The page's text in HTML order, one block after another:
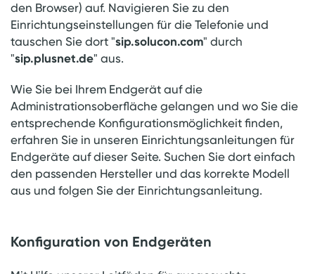
den Browser) auf. Navigieren Sie zu den
Einrichtungseinstellungen für die Telefonie und
tauschen Sie dort "sip.solucon.com" durch
"sip.plusnet.de" aus.
Wie Sie bei Ihrem Endgerät auf die
Administrationsoberfläche gelangen und wo Sie die
entsprechende Konfigurationsmöglichkeit finden,
erfahren Sie in unseren Einrichtungsanleitungen für
Endgeräte auf dieser Seite. Suchen Sie dort einfach
den passenden Hersteller und das korrekte Modell
aus und folgen Sie der Einrichtungsanleitung.
Konfiguration von Endgeräten